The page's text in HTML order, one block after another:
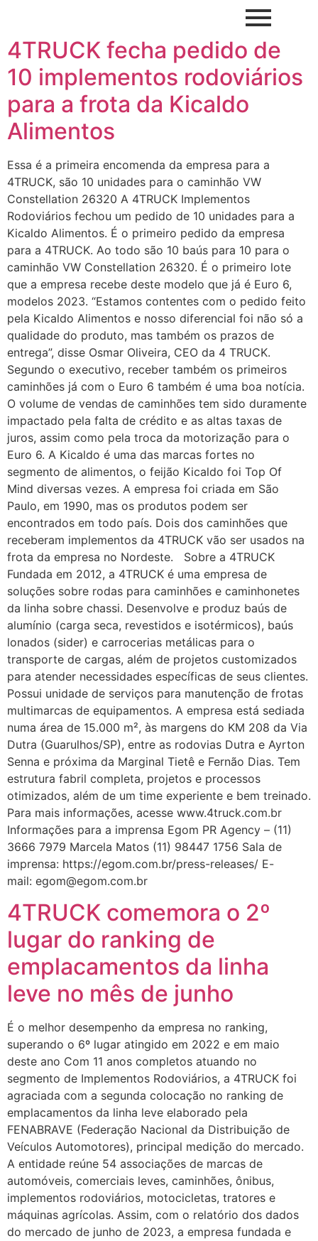
4TRUCK fecha pedido de
10 implementos rodoviários
para a frota da Kicaldo
Alimentos
Essa é a primeira encomenda da empresa para a
4TRUCK, são 10 unidades para o caminhão VW
Constellation 26320 A 4TRUCK Implementos
Rodoviários fechou um pedido de 10 unidades para a
Kicaldo Alimentos. É o primeiro pedido da empresa
para a 4TRUCK. Ao todo são 10 baús para 10 para o
caminhão VW Constellation 26320. É o primeiro lote
que a empresa recebe deste modelo que já é Euro 6,
modelos 2023. “Estamos contentes com o pedido feito
pela Kicaldo Alimentos e nosso diferencial foi não só a
qualidade do produto, mas também os prazos de
entrega”, disse Osmar Oliveira, CEO da 4 TRUCK.
Segundo o executivo, receber também os primeiros
caminhões já com o Euro 6 também é uma boa notícia.
O volume de vendas de caminhões tem sido duramente
impactado pela falta de crédito e as altas taxas de
juros, assim como pela troca da motorização para o
Euro 6. A Kicaldo é uma das marcas fortes no
segmento de alimentos, o feijão Kicaldo foi Top Of
Mind diversas vezes. A empresa foi criada em São
Paulo, em 1990, mas os produtos podem ser
encontrados em todo país. Dois dos caminhões que
receberam implementos da 4TRUCK vão ser usados na
frota da empresa no Nordeste. Sobre a 4TRUCK
Fundada em 2012, a 4TRUCK é uma empresa de
soluções sobre rodas para caminhões e caminhonetes
da linha sobre chassi. Desenvolve e produz baús de
alumínio (carga seca, revestidos e isotérmicos), baús
lonados (sider) e carrocerias metálicas para o
transporte de cargas, além de projetos customizados
para atender necessidades específicas de seus clientes.
Possui unidade de serviços para manutenção de frotas
multimarcas de equipamentos. A empresa está sediada
numa área de 15.000 m², às margens do KM 208 da Via
Dutra (Guarulhos/SP), entre as rodovias Dutra e Ayrton
Senna e próxima da Marginal Tietê e Fernão Dias. Tem
estrutura fabril completa, projetos e processos
otimizados, além de um time experiente e bem treinado.
Para mais informações, acesse www.4truck.com.br
Informações para a imprensa Egom PR Agency – (11)
3666 7979 Marcela Matos (11) 98447 1756 Sala de
imprensa: https://egom.com.br/press-releases/ E-
mail: egom@egom.com.br
4TRUCK comemora o 2º
lugar do ranking de
emplacamentos da linha
leve no mês de junho
É o melhor desempenho da empresa no ranking,
superando o 6º lugar atingido em 2022 e em maio
deste ano Com 11 anos completos atuando no
segmento de Implementos Rodoviários, a 4TRUCK foi
agraciada com a segunda colocação no ranking de
emplacamentos da linha leve elaborado pela
FENABRAVE (Federação Nacional da Distribuição de
Veículos Automotores), principal medição do mercado.
A entidade reúne 54 associações de marcas de
automóveis, comerciais leves, caminhões, ônibus,
implementos rodoviários, motocicletas, tratores e
máquinas agrícolas. Assim, com o relatório dos dados
do mercado de junho de 2023, a empresa fundada e